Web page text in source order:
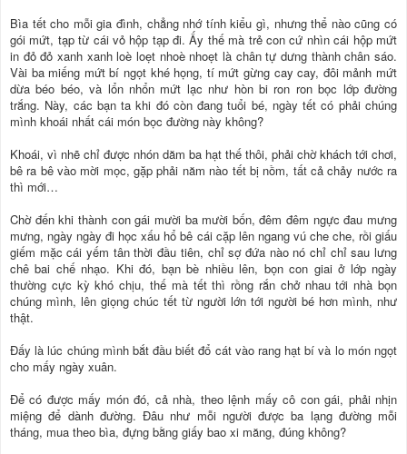
Bìa tết cho mỗi gia đình, chẳng nhớ tính kiểu gì, nhưng thể nào cũng có
gói mứt, tạp từ cái vỏ hộp tạp đi. Ấy thế mà trẻ con cứ nhìn cái hộp mứt
in đỏ đỏ xanh xanh loè loẹt nhoè nhoẹt là chân tự dưng thành chân sáo.
Vài ba miếng mứt bí ngọt khé họng, tí mứt gừng cay cay, đôi mảnh mứt
dừa béo béo, và lổn nhổn mứt lạc như hòn bi ron ron bọc lớp đường
trắng. Này, các bạn ta khi đó còn đang tuổi bé, ngày tết có phải chúng
mình khoái nhất cái món bọc đường này không?
Khoái, vì nhẽ chỉ được nhón dăm ba hạt thế thôi, phải chờ khách tới chơi,
bê ra bê vào mời mọc, gặp phải năm nào tết bị nồm, tất cả chảy nước ra
thì mới…
Chờ đến khi thành con gái mười ba mười bốn, đêm đêm ngực đau mưng
mưng, ngày ngày đi học xấu hổ bê cái cặp lên ngang vú che che, rồi giấu
giếm mặc cái yếm tân thời đầu tiên, chỉ sợ đứa nào nó chỉ chỉ sau lưng
chê bai chế nhạo. Khi đó, bạn bè nhiều lên, bọn con giai ở lớp ngày
thường cực kỳ khó chịu, thế mà tết thì rồng rắn chở nhau tới nhà bọn
chúng mình, lên giọng chúc tết từ người lớn tới người bé hơn mình, như
thật.
Đấy là lúc chúng mình bắt đầu biết đổ cát vào rang hạt bí và lo món ngọt
cho mấy ngày xuân.
Để có được mấy món đó, cả nhà, theo lệnh mấy cô con gái, phải nhịn
miệng để dành đường. Đâu như mỗi người được ba lạng đường mỗi
tháng, mua theo bìa, đựng bằng giấy bao xi măng, đúng không?